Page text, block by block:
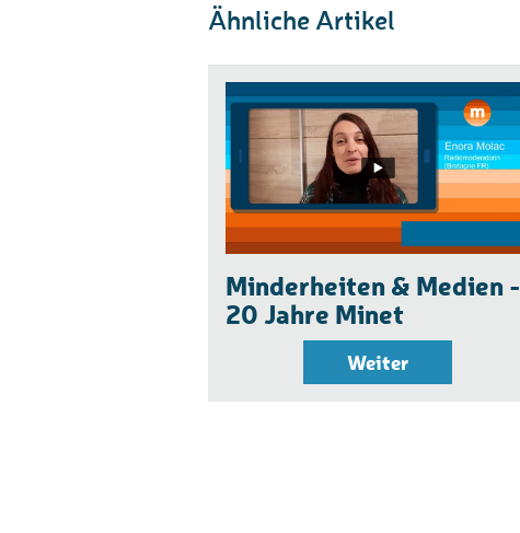
Ähnliche Artikel
Minderheiten & Medien -
20 Jahre Minet
Weiter